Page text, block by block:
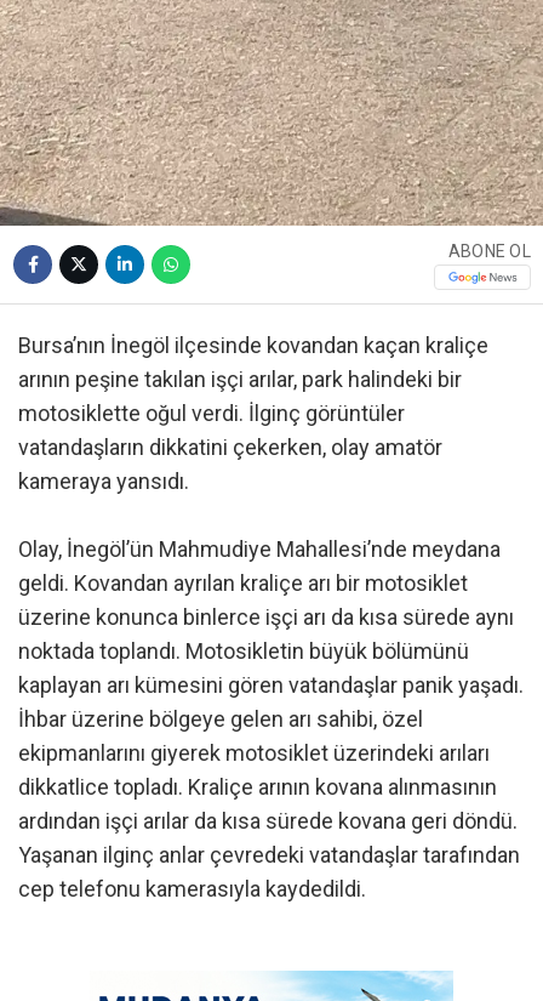
ABONE OL
Bursa’nın İnegöl ilçesinde kovandan kaçan kraliçe
arının peşine takılan işçi arılar, park halindeki bir
motosiklette oğul verdi. İlginç görüntüler
vatandaşların dikkatini çekerken, olay amatör
kameraya yansıdı.
Olay, İnegöl’ün Mahmudiye Mahallesi’nde meydana
geldi. Kovandan ayrılan kraliçe arı bir motosiklet
üzerine konunca binlerce işçi arı da kısa sürede aynı
noktada toplandı. Motosikletin büyük bölümünü
kaplayan arı kümesini gören vatandaşlar panik yaşadı.
İhbar üzerine bölgeye gelen arı sahibi, özel
ekipmanlarını giyerek motosiklet üzerindeki arıları
dikkatlice topladı. Kraliçe arının kovana alınmasının
ardından işçi arılar da kısa sürede kovana geri döndü.
Yaşanan ilginç anlar çevredeki vatandaşlar tarafından
cep telefonu kamerasıyla kaydedildi.